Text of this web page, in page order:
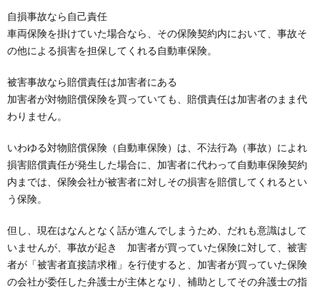
自損事故なら自己責任
車両保険を掛けていた場合なら、その保険契約内において、事故そ
の他による損害を担保してくれる自動車保険。
被害事故なら賠償責任は加害者にある
加害者が対物賠償保険を買っていても、賠償責任は加害者のまま代
わりません。
いわゆる対物賠償保険（自動車保険）は、不法行為（事故）によれ
損害賠償責任が発生した場合に、加害者に代わって自動車保険契約
内までは、保険会社が被害者に対しその損害を賠償してくれるとい
う保険。
但し、現在はなんとなく話が進んでしまうため、だれも意識はして
いませんが、事故が起き 加害者が買っていた保険に対して、被害
者が「被害者直接請求権」を行使すると、加害者が買っていた保険
の会社が委任した弁護士が主体となり、補助としてその弁護士の指